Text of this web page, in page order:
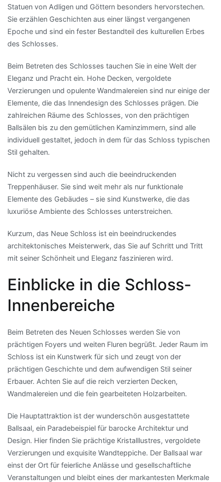
Statuen von Adligen und Göttern besonders hervorstechen.
Sie erzählen Geschichten aus einer längst vergangenen
Epoche und sind ein fester Bestandteil des kulturellen Erbes
des Schlosses.
Beim Betreten des Schlosses tauchen Sie in eine Welt der
Eleganz und Pracht ein. Hohe Decken, vergoldete
Verzierungen und opulente Wandmalereien sind nur einige der
Elemente, die das Innendesign des Schlosses prägen. Die
zahlreichen Räume des Schlosses, von den prächtigen
Ballsälen bis zu den gemütlichen Kaminzimmern, sind alle
individuell gestaltet, jedoch in dem für das Schloss typischen
Stil gehalten.
Nicht zu vergessen sind auch die beeindruckenden
Treppenhäuser. Sie sind weit mehr als nur funktionale
Elemente des Gebäudes – sie sind Kunstwerke, die das
luxuriöse Ambiente des Schlosses unterstreichen.
Kurzum, das Neue Schloss ist ein beeindruckendes
architektonisches Meisterwerk, das Sie auf Schritt und Tritt
mit seiner Schönheit und Eleganz faszinieren wird.
Einblicke in die Schloss-
Innenbereiche
Beim Betreten des Neuen Schlosses werden Sie von
prächtigen Foyers und weiten Fluren begrüßt. Jeder Raum im
Schloss ist ein Kunstwerk für sich und zeugt von der
prächtigen Geschichte und dem aufwendigen Stil seiner
Erbauer. Achten Sie auf die reich verzierten Decken,
Wandmalereien und die fein gearbeiteten Holzarbeiten.
Die Hauptattraktion ist der wunderschön ausgestattete
Ballsaal, ein Paradebeispiel für barocke Architektur und
Design. Hier finden Sie prächtige Kristalllustres, vergoldete
Verzierungen und exquisite Wandteppiche. Der Ballsaal war
einst der Ort für feierliche Anlässe und gesellschaftliche
Veranstaltungen und bleibt eines der markantesten Merkmale